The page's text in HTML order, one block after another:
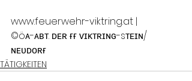
www.feuerwehr-viktring.at |
©öᴀ-ᴀʙᴛ. ᴅᴇʀ ғғ ᴠɪᴋᴛʀɪɴɢ-sᴛᴇɪɴ/
ɴᴇᴜᴅᴏʀғ
TÄTIGKEITEN